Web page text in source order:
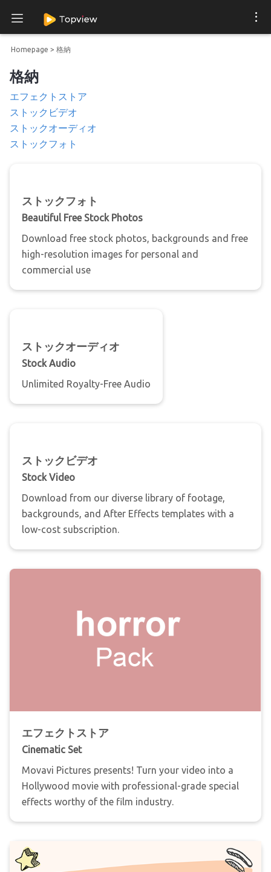
Homepage > 格納
格納
エフェクトストア
ストックビデオ
ストックオーディオ
ストックフォト
ストックフォト
Beautiful Free Stock Photos
Download free stock photos, backgrounds and free
high-resolution images for personal and
commercial use
ストックオーディオ
Stock Audio
Unlimited Royalty-Free Audio
ストックビデオ
Stock Video
Download from our diverse library of footage,
backgrounds, and After Effects templates with a
low-cost subscription.
エフェクトストア
Cinematic Set
Movavi Pictures presents! Turn your video into a
Hollywood movie with professional-grade special
effects worthy of the film industry.